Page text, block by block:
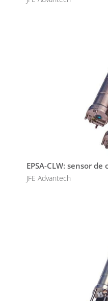
EPSA-CLW: sensor
JFE Advantech